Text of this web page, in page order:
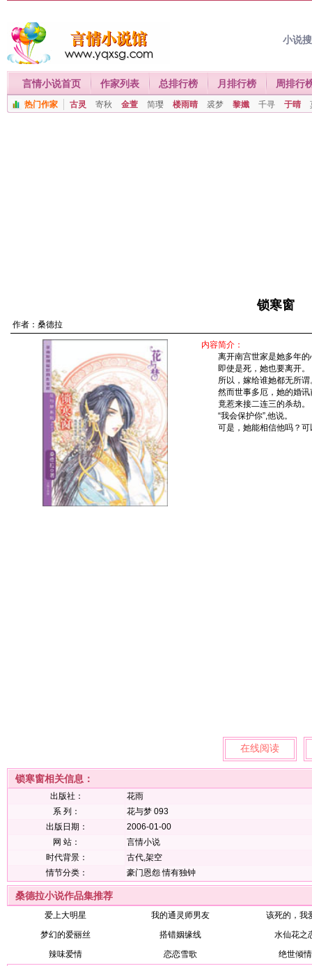
小说
言情小说首页 作家列表 总排行榜 月排行榜 周排行
热门作家 古灵 寄秋 金萱 简璎 楼雨晴 裘梦 黎孅 千寻 于晴
锁寒窗
作者： 桑德拉
内容简介：
离开南宫世家是她多年的
即使是死，她也要离开。
所以，嫁给谁她都无所谓
然而世事多厄，她的婚讯
竟惹来接二连三的杀劫。
“我会保护你”,他说。
可是，她能相信他吗？可
在线阅读
锁寒窗相关信息：
出版社：
花雨
系 列：
花与梦 093
出版日期：
2006-01-00
网 站：
言情小说
时代背景：
古代,架空
情节分类：
豪门恩怨 情有独钟
桑德拉小说作品集推荐
爱上大明星 我的通灵师男友
该死的，我
梦幻的爱丽丝
搭错姻缘线
水仙花之
辣味爱情
恋恋雪歌 绝世倾情